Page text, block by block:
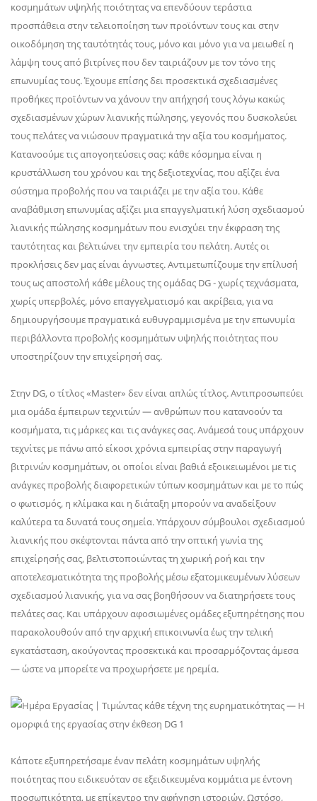
κοσμημάτων υψηλής ποιότητας να επενδύουν τεράστια
προσπάθεια στην τελειοποίηση των προϊόντων τους και στην
οικοδόμηση της ταυτότητάς τους, μόνο και μόνο για να μειωθεί η
λάμψη τους από βιτρίνες που δεν ταιριάζουν με τον τόνο της
επωνυμίας τους. Έχουμε επίσης δει προσεκτικά σχεδιασμένες
προθήκες προϊόντων να χάνουν την απήχησή τους λόγω κακώς
σχεδιασμένων χώρων λιανικής πώλησης, γεγονός που δυσκολεύει
τους πελάτες να νιώσουν πραγματικά την αξία του κοσμήματος.
Κατανοούμε τις απογοητεύσεις σας: κάθε κόσμημα είναι η
κρυστάλλωση του χρόνου και της δεξιοτεχνίας, που αξίζει ένα
σύστημα προβολής που να ταιριάζει με την αξία του. Κάθε
αναβάθμιση επωνυμίας αξίζει μια επαγγελματική λύση σχεδιασμού
λιανικής πώλησης κοσμημάτων που ενισχύει την έκφραση της
ταυτότητας και βελτιώνει την εμπειρία του πελάτη. Αυτές οι
προκλήσεις δεν μας είναι άγνωστες. Αντιμετωπίζουμε την επίλυσή
τους ως αποστολή κάθε μέλους της ομάδας DG - χωρίς τεχνάσματα,
χωρίς υπερβολές, μόνο επαγγελματισμό και ακρίβεια, για να
δημιουργήσουμε πραγματικά ευθυγραμμισμένα με την επωνυμία
περιβάλλοντα προβολής κοσμημάτων υψηλής ποιότητας που
υποστηρίζουν την επιχείρησή σας.
Στην DG, ο τίτλος «Master» δεν είναι απλώς τίτλος. Αντιπροσωπεύει
μια ομάδα έμπειρων τεχνιτών — ανθρώπων που κατανοούν τα
κοσμήματα, τις μάρκες και τις ανάγκες σας. Ανάμεσά τους υπάρχουν
τεχνίτες με πάνω από είκοσι χρόνια εμπειρίας στην παραγωγή
βιτρινών κοσμημάτων, οι οποίοι είναι βαθιά εξοικειωμένοι με τις
ανάγκες προβολής διαφορετικών τύπων κοσμημάτων και με το πώς
ο φωτισμός, η κλίμακα και η διάταξη μπορούν να αναδείξουν
καλύτερα τα δυνατά τους σημεία. Υπάρχουν σύμβουλοι σχεδιασμού
λιανικής που σκέφτονται πάντα από την οπτική γωνία της
επιχείρησής σας, βελτιστοποιώντας τη χωρική ροή και την
αποτελεσματικότητα της προβολής μέσω εξατομικευμένων λύσεων
σχεδιασμού λιανικής, για να σας βοηθήσουν να διατηρήσετε τους
πελάτες σας. Και υπάρχουν αφοσιωμένες ομάδες εξυπηρέτησης που
παρακολουθούν από την αρχική επικοινωνία έως την τελική
εγκατάσταση, ακούγοντας προσεκτικά και προσαρμόζοντας άμεσα
— ώστε να μπορείτε να προχωρήσετε με ηρεμία.
Κάποτε εξυπηρετήσαμε έναν πελάτη κοσμημάτων υψηλής
ποιότητας που ειδικευόταν σε εξειδικευμένα κομμάτια με έντονη
προσωπικότητα, με επίκεντρο την αφήγηση ιστοριών. Ωστόσο,